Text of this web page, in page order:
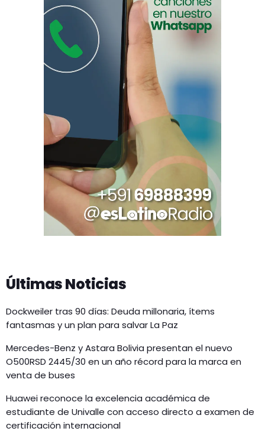
Últimas Noticias
Dockweiler tras 90 días: Deuda millonaria, ítems
fantasmas y un plan para salvar La Paz
Mercedes-Benz y Astara Bolivia presentan el nuevo
O500RSD 2445/30 en un año récord para la marca en
venta de buses
Huawei reconoce la excelencia académica de
estudiante de Univalle con acceso directo a examen de
certificación internacional